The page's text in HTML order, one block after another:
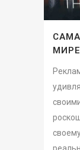
МИРЕ